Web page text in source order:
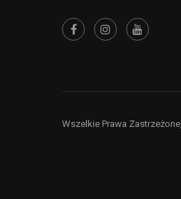
Wszelkie Prawa Zastrzeżone,